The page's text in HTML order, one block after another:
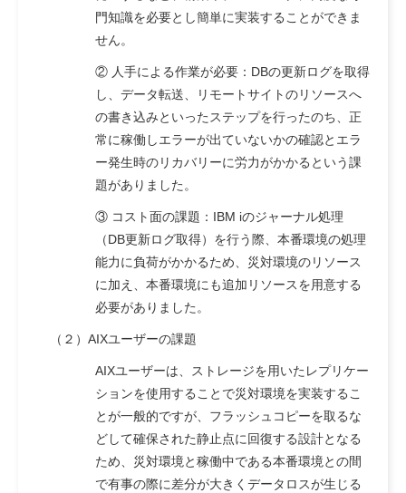
門知識を必要とし簡単に実装することができま
せん。
② 人手による作業が必要：DBの更新ログを取得
し、データ転送、リモートサイトのリソースへ
の書き込みといったステップを行ったのち、正
常に稼働しエラーが出ていないかの確認とエラ
ー発生時のリカバリーに労力がかかるという課
題がありました。
③ コスト面の課題：IBM iのジャーナル処理
（DB更新ログ取得）を行う際、本番環境の処理
能力に負荷がかかるため、災対環境のリソース
に加え、本番環境にも追加リソースを用意する
必要がありました。
（２）AIXユーザーの課題
AIXユーザーは、ストレージを用いたレプリケー
ションを使用することで災対環境を実装するこ
とが一般的ですが、フラッシュコピーを取るな
どして確保された静止点に回復する設計となる
ため、災対環境と稼働中である本番環境との間
で有事の際に差分が大きくデータロスが生じる